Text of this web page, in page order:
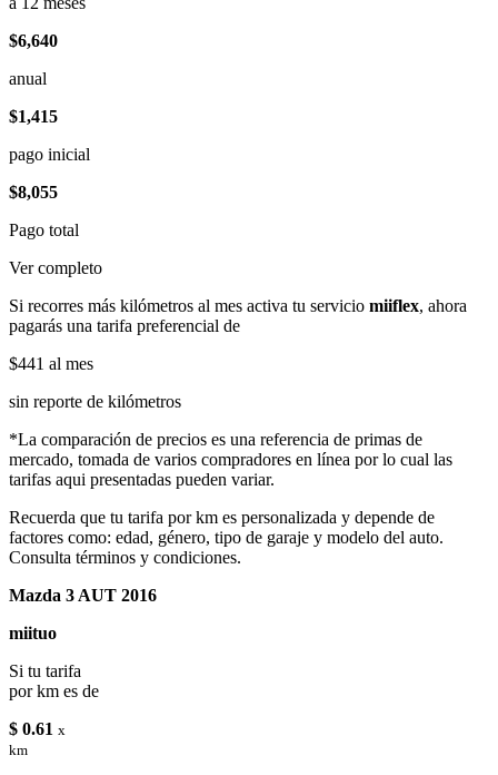
$6,640
anual
$1,415
pago inicial
$8,055
Pago total
Ver completo
Si recorres más kilómetros al mes activa tu servicio miiflex, ahora
pagarás una tarifa preferencial de
$441 al mes
sin reporte de kilómetros
*La comparación de precios es una referencia de primas de
mercado, tomada de varios compradores en línea por lo cual las
tarifas aqui presentadas pueden variar.
Recuerda que tu tarifa por km es personalizada y depende de
factores como: edad, género, tipo de garaje y modelo del auto.
Consulta términos y condiciones.
Mazda 3 AUT 2016
miituo
Si tu tarifa
por km es de
$ 0.61 x
km